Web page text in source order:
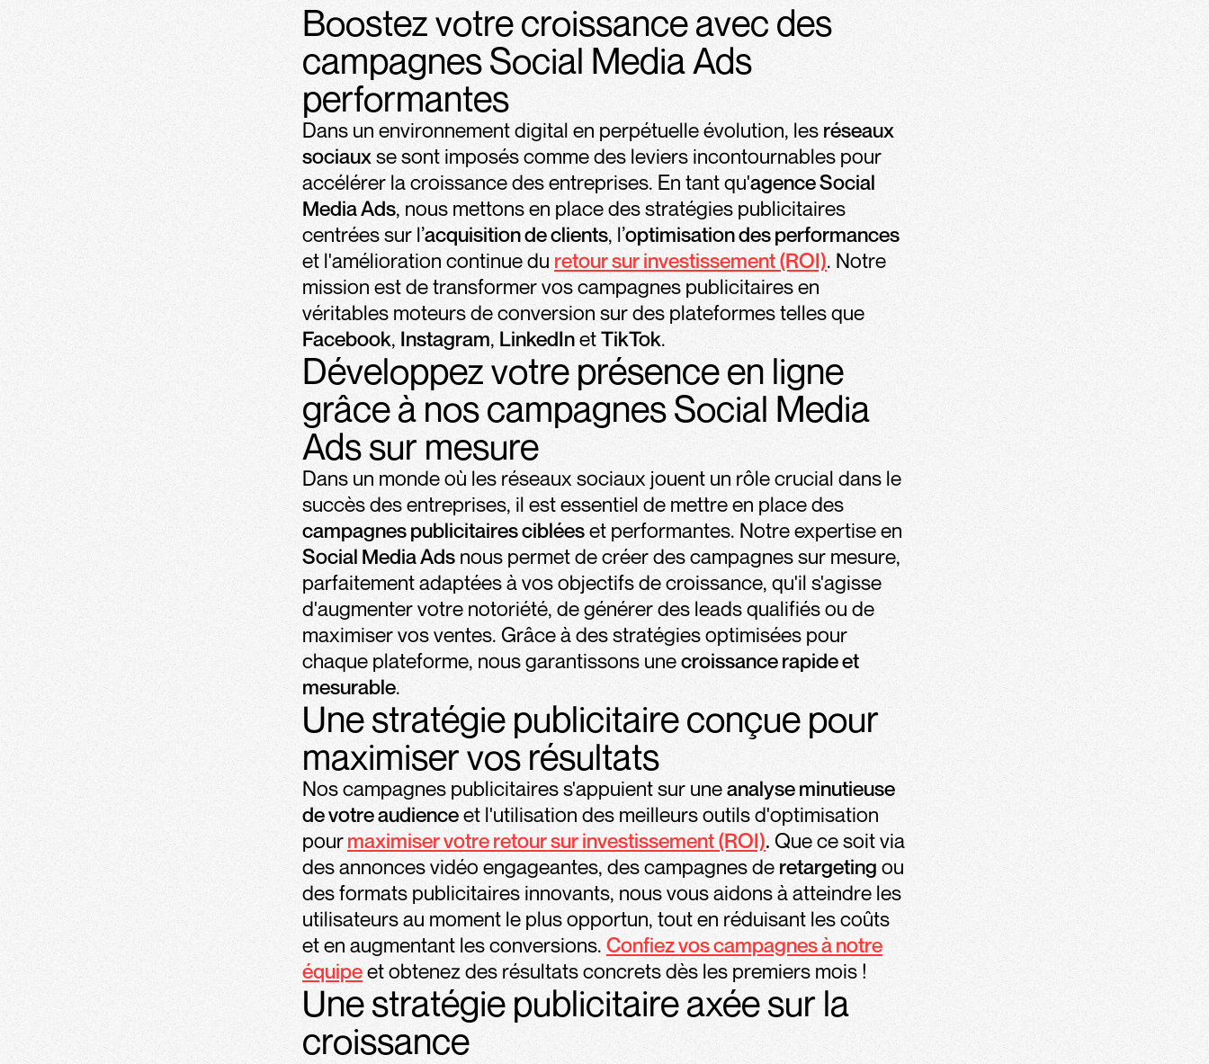
Boostez votre croissance avec des
campagnes Social Media Ads
performantes
Dans un environnement digital en perpétuelle évolution, les réseaux
sociauxse sont imposés comme des leviers incontournables pour
accélérer la croissance des entreprises. En tant qu'agence Social
Media Ads, nous mettons en place des stratégies publicitaires
centrées sur l’acquisition de clients, l’optimisation des performances
et l'amélioration continue du retour sur investissement (ROI). Notre
mission est de transformer vos campagnes publicitaires en
véritables moteurs de conversion sur des plateformes telles que
Facebook, Instagram, LinkedInetTikTok.
Développez votre présence en ligne
grâce à nos campagnes Social Media
Ads sur mesure
Dans un monde où les réseaux sociaux jouent un rôle crucial dans le
succès des entreprises, il est essentiel de mettre en place des
campagnes publicitaires cibléeset performantes. Notre expertise en
Social Media Ads nous permet de créer des campagnes sur mesure,
parfaitement adaptées à vos objectifs de croissance, qu'il s'agisse
d'augmenter votre notoriété, de générer des leads qualifiés ou de
maximiser vos ventes. Grâce à des stratégies optimisées pour
chaque plateforme, nous garantissons unecroissance rapide et
mesurable.
Une stratégie publicitaire conçue pour
maximiser vos résultats
Nos campagnes publicitaires s'appuient sur uneanalyse minutieuse
de votre audienceet l'utilisation des meilleurs outils d'optimisation
pourmaximiser votre retour sur investissement (ROI). Que ce soit via
des annonces vidéo engageantes, des campagnes de retargeting ou
des formats publicitaires innovants, nous vous aidons à atteindre les
utilisateurs au moment le plus opportun, tout en réduisant les coûts
et en augmentant les conversions. Confiez vos campagnes à notre
équipeet obtenez des résultats concrets dès les premiers mois !
Une stratégie publicitaire axée sur la
croissance